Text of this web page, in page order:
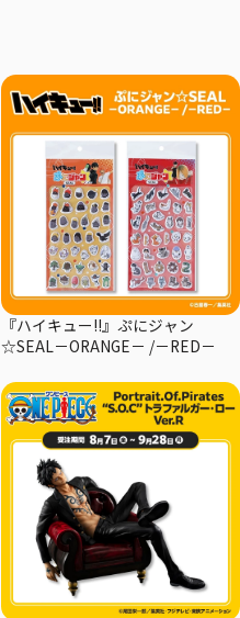
『ハイキュー!!』ぷにジャン
☆SEAL－ORANGE－ /－RED－